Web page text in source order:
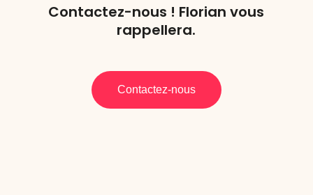
Contactez-nous ! Florian vous
rappellera.
Contactez-nous